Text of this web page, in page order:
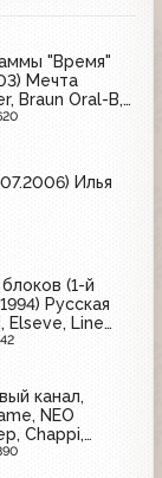
"Время"
Мечта
Braun Oral-B,
Blend-
Илья
(1-й
Русская
Elseve, Line
канал,
NEO
Chappi,
Clearasil,